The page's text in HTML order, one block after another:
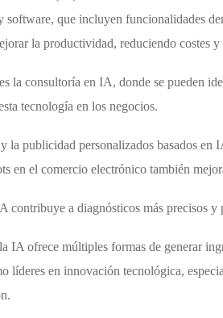
software, que incluyen funcionalidades
la productividad, reduciendo costes y
la consultoría en IA, donde se pueden
tecnología en los negocios.
la publicidad personalizados basados en
en el comercio electrónico también
contribuye a diagnósticos más precisos
IA ofrece múltiples formas de generar
líderes en innovación tecnológica,